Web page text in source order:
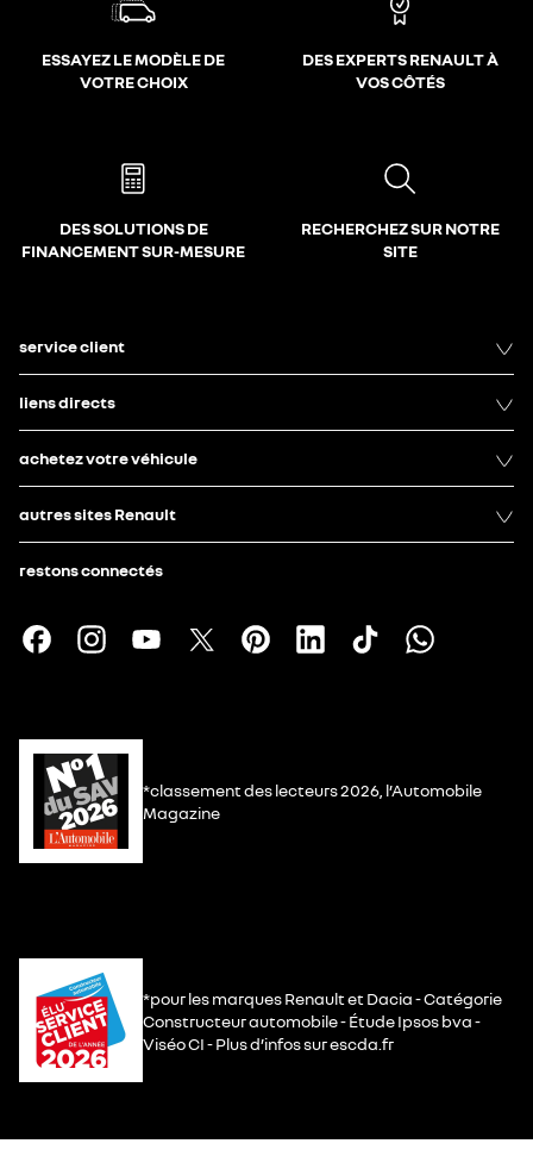
ESSAYEZ LE MODÈLE DE
VOTRE CHOIX
DES EXPERTS RENAULT À
VOS CÔTÉS
DES SOLUTIONS DE
FINANCEMENT SUR-MESURE
RECHERCHEZ SUR NOTRE
SITE
service client
liens directs
achetez votre véhicule
autres sites Renault
restons connectés
*classement des lecteurs 2026, l’Automobile
Magazine
*pour les marques Renault et Dacia - Catégorie
Constructeur automobile - Étude Ipsos bva -
Viséo CI - Plus d’infos sur escda.fr